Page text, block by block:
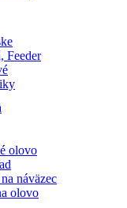
Feeder
olovo
náväzec
olovo